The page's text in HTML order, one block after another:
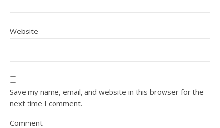
Website
Save my name, email, and website in this browser for the
next time I comment.
Comment